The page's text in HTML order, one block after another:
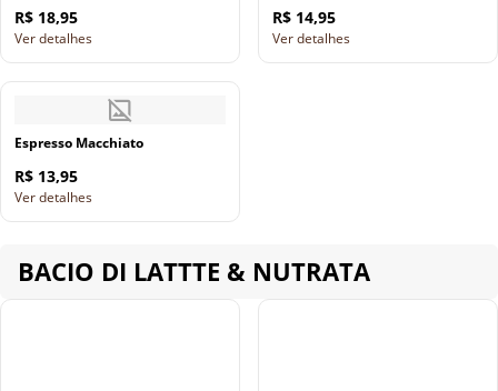
R$ 18,95
Ver detalhes
R$ 14,95
Ver detalhes
Espresso Macchiato
R$ 13,95
Ver detalhes
BACIO DI LATTTE & NUTRATA